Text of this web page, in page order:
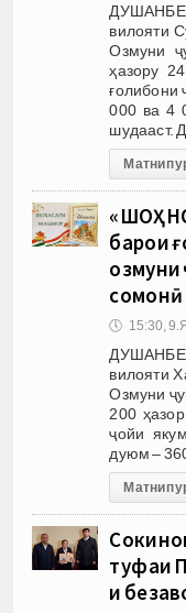
вилояти
Озмуни
ҳазору
ғолибони
000 ва 4
шудааст.
Матни
барои
озмуни
сомонӣ
🕔 15:30,
вилояти
Озмуни
200
ҷойи
дуюм –
Матни
туҳфаи
и